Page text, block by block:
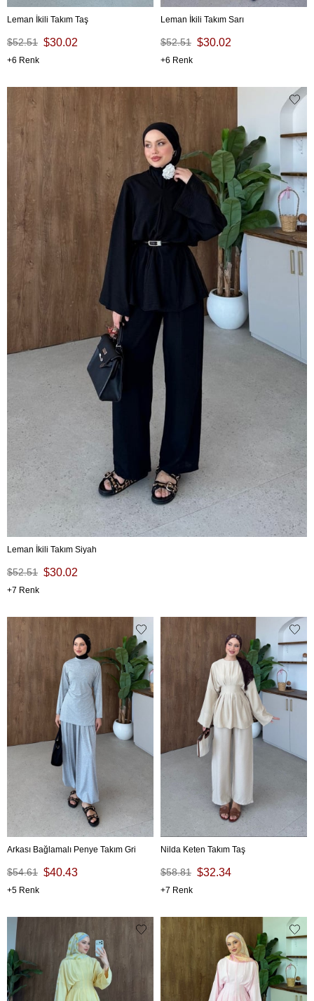
Leman İkili Takım Taş
$30.02
$52.51
6
Leman İkili Takım Sarı
$30.02
$52.51
6
Leman İkili Takım Siyah
$30.02
$52.51
7
Arkası Bağlamalı Penye Takım Gri
$40.43
$54.61
5
Nilda Keten Takım Taş
$32.34
$58.81
7